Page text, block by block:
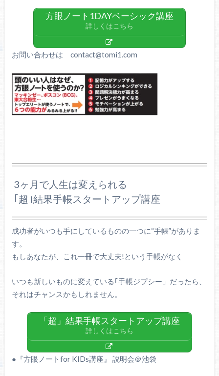
方眼ノート1DAYベーシック講座
詳しくはこちら
お問い合わせは contact@tomi1.com
3ヶ月で人生は変えられる
｢超｣結果手帳スタートアップ講座
成功者がいつも手にしているものの一つに“手帳”がありま
す。
もしあなたが、これ一冊で大丈夫!という手帳がなく
いつも新しいものに変えている｢手帳ジプシー」だったら、
それはチャンスかもしれません。
「超」結果手帳スタートアップ講座
詳しくはこちら
●『方眼ノートfor KIDs講座』 説明会＠池袋